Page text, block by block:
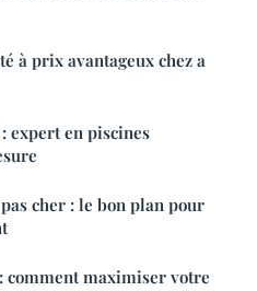
à prix avantageux chez a
expert en piscines
cher : le bon plan pour
comment maximiser votre